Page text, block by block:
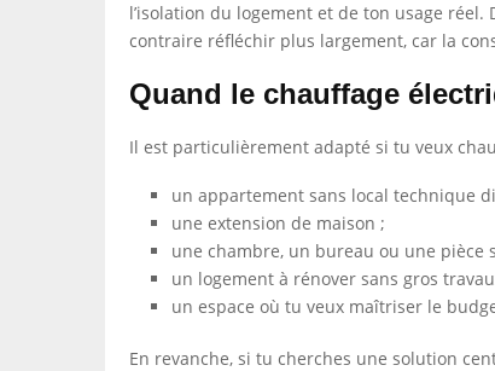
l’isolation du logement et de ton usage
contraire réfléchir plus largement, car la
Quand le chauffage
Il est particulièrement adapté si tu veux
un appartement sans local technique
une extension de maison ;
une chambre, un bureau ou une pièce
un logement à rénover sans gros
un espace où tu veux maîtriser le
En revanche, si tu cherches une solution